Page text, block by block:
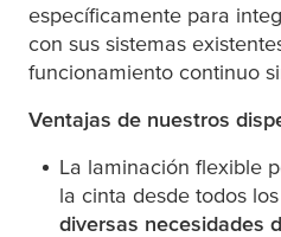
específicamente para
con sus sistemas
funcionamiento continuo
Ventajas de nuestros
La laminación flexible
la cinta desde todos
diversas necesidades